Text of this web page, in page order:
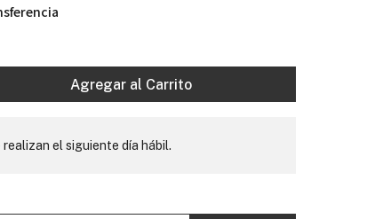
Agregar al Carrito
realizan el siguiente día hábil.